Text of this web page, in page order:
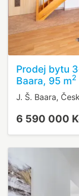
Prodej bytu
Baara, 95 m2
J. Š. Baara,
6 590 000